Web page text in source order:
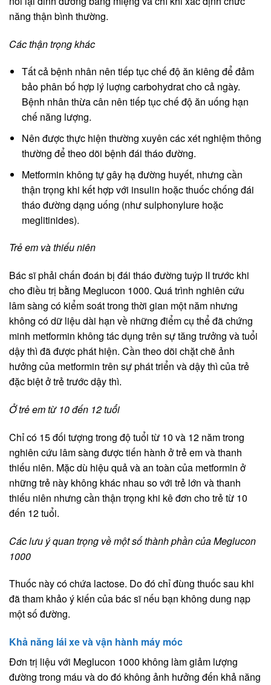
năng thận bình thường.
Các thận trọng khác
Tất cả bệnh nhân nên tiếp tục chế độ ăn kiêng để đảm
bảo phân bố hợp lý luợng carbohydrat cho cả ngày.
Bệnh nhân thừa cân nên tiếp tục chế độ ăn uống hạn
chế năng lượng.
Nên được thực hiện thường xuyên các xét nghiệm thông
thường để theo dõi bệnh đái tháo đường.
Metformin không tự gây hạ đường huyết, nhưng cần
thận trọng khi kết hợp với insulin hoặc thuốc chống đái
tháo đường dạng uống (như sulphonylure hoặc
meglitinides).
Trẻ em và thiếu niên
Bác sĩ phải chấn đoán bị đái tháo đường tuýp II trước khi
cho điều trị bằng Meglucon 1000. Quá trình nghiên cứu
lâm sàng có kiểm soát trong thời gian một năm nhưng
không có dữ liệu dài hạn về những điểm cụ thể đã chứng
minh metformin không tác dụng trên sự tăng trưởng và tuổi
dậy thì đã được phát hiện. Cần theo dõi chặt chẽ ảnh
hưởng của metformin trên sự phát triển và dậy thì của trẻ
đặc biệt ở trẻ trước dậy thì.
Ở trẻ em từ 10 đến 12 tuổi
Chỉ có 15 đối tượng trong độ tuổi từ 10 và 12 năm trong
nghiên cứu lâm sàng được tiến hành ở trẻ em và thanh
thiếu niên. Mặc dù hiệu quả và an toàn của metformin ở
những trẻ này không khác nhau so với trẻ lớn và thanh
thiếu niên nhưng cần thận trọng khi kê đơn cho trẻ từ 10
đến 12 tuổi.
Các lưu ý quan trọng về một số thành phần của Meglucon
1000
Thuốc này có chứa lactose. Do đó chỉ đùng thuốc sau khi
đã tham khảo ý kiến của bác sĩ nếu bạn không dung nạp
một số đường.
Khả năng lái xe và vận hành máy móc
Đơn trị liệu với Meglucon 1000 không làm giảm lượng
đường trong máu và do đó không ảnh hưởng đến khả năng